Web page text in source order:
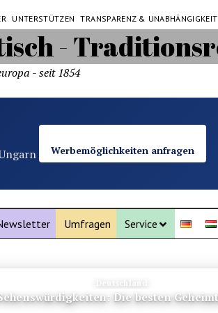
UNTERSTÜTZEN TRANSPARENZ & UNABHÄNGIGKEIT
- seit 1854
Werbemöglichkeiten anfragen
Umfragen Service
Lovina Bali Norden